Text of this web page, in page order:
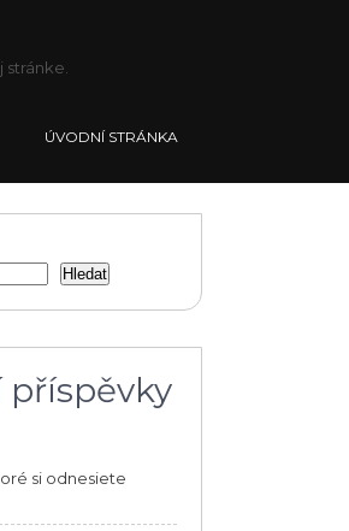
ÚVODNÍ STRÁNKA
Hledat
příspěvky
si odnesiete